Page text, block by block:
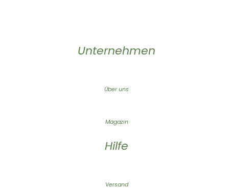
Unternehmen
Über uns
Magazin
Hilfe
Versand